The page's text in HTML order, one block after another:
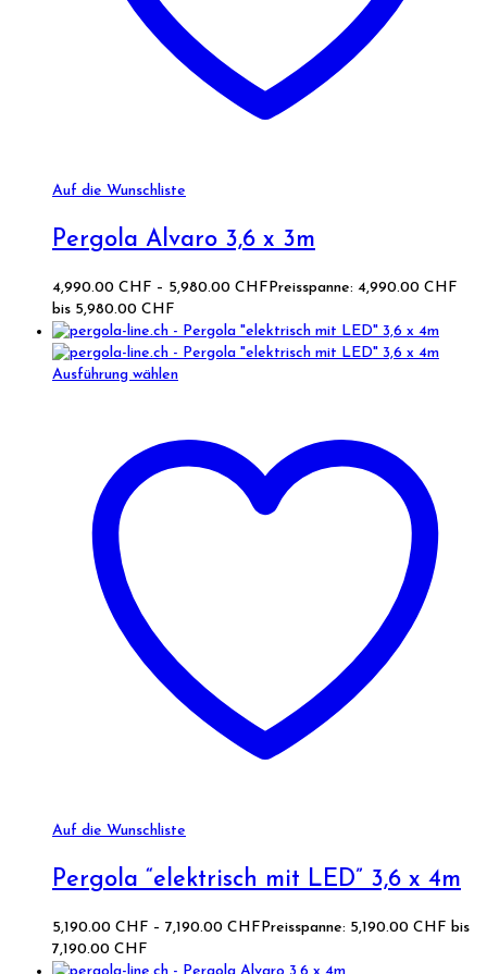
Auf die Wunschliste
Pergola Alvaro 3,6 x 3m
4,990.00 CHF – 5,980.00 CHF Preisspanne: 4,990.00 CHF
bis 5,980.00 CHF
Ausführung wählen
Auf die Wunschliste
Pergola “elektrisch mit LED” 3,6 x 4m
5,190.00 CHF – 7,190.00 CHF Preisspanne: 5,190.00 CHF bis
7,190.00 CHF